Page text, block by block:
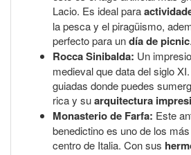
Lacio. Es ideal para
la pesca y el piragüismo,
perfecto para undía de picnic.
Rocca Sinibalda: Un
medieval que data del siglo
guiadas donde puedes
rica y suarquitectura
Monasterio de Farfa: Este
benedictino es uno de los
centro de Italia. Con sus